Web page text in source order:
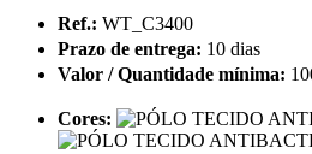
Ref.: WT_C3400
Prazo de entrega: 10 dias
Valor / Quantidade mínima:
Cores: